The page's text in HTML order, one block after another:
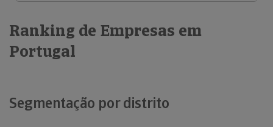
Ranking de Empresas em
Portugal
Segmentação por distrito